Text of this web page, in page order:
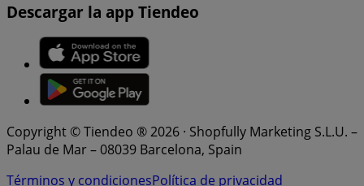
Descargar la app Tiendeo
Copyright © Tiendeo ® 2026 · Shopfully Marketing S.L.U. –
Palau de Mar – 08039 Barcelona, Spain
Términos y condicionesPolítica de privacidad